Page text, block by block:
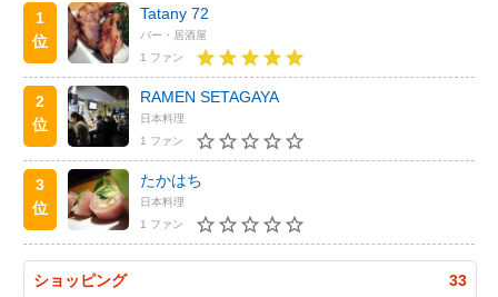
1
位
Tatany 72
バー・居酒屋
1 ファン
2
位
RAMEN SETAGAYA
日本料理
1 ファン
3
位
たかはち
日本料理
1 ファン
ショッピング 33